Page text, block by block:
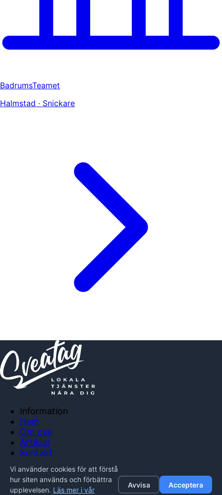
BadrumsTeamet
Halmstad · Snickare
Information
Hem
Om oss
Artiklar
Kontakt
Integritetspolicy
Vi använder cookies för att förstå
hur siten används och förbättra
upplevelsen. Läs mer i vår
Avvisa Acceptera